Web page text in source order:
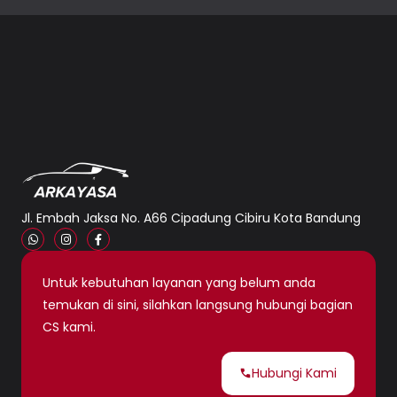
Jl. Embah Jaksa No. A66 Cipadung Cibiru Kota Bandung
Untuk kebutuhan layanan yang belum anda
temukan di sini, silahkan langsung hubungi bagian
CS kami.
Hubungi Kami